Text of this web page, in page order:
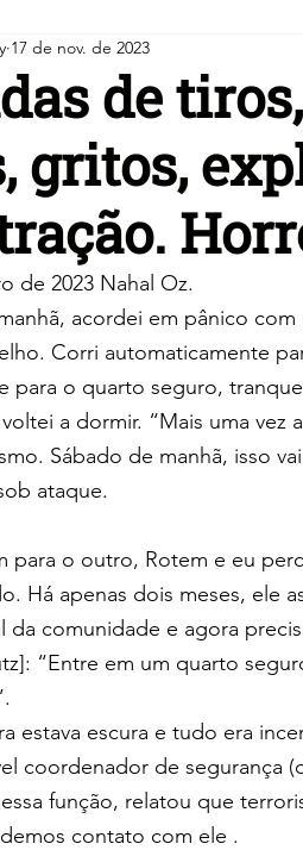
de
gritos,
17 de nov. de 2023
de 2023 Nahal Oz.
acordei em pânico com
Corri automaticamente
para o quarto seguro,
a dormir. “Mais uma vez
Sábado de manhã, isso
ataque.
para o outro, Rotem e eu
Há apenas dois meses, ele
da comunidade e agora
“Entre em um quarto
estava escura e tudo era
coordenador de segurança
função, relatou que
contato com ele .